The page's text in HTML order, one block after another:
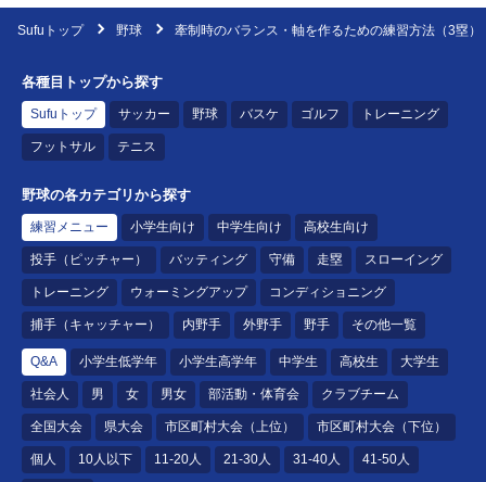
Sufuトップ 野球 牽制時のバランス・軸を作るための練習方法（3塁）
各種目トップから探す
Sufuトップ サッカー 野球 バスケ ゴルフ トレーニング
フットサル テニス
野球の各カテゴリから探す
練習メニュー 小学生向け 中学生向け 高校生向け
投手（ピッチャー） バッティング 守備 走塁 スローイング
トレーニング ウォーミングアップ コンディショニング
捕手（キャッチャー） 内野手 外野手 野手 その他一覧
Q&A 小学生低学年 小学生高学年 中学生 高校生 大学生
社会人 男 女 男女 部活動・体育会 クラブチーム
全国大会 県大会 市区町村大会（上位） 市区町村大会（下位）
個人 10人以下 11-20人 21-30人 31-40人 41-50人